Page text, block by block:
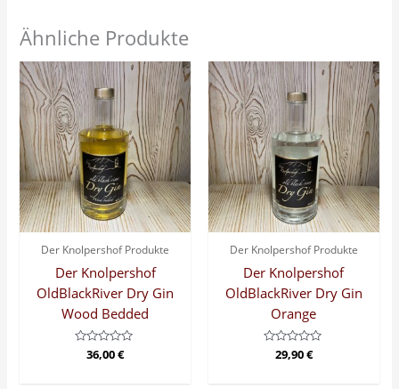
Ähnliche Produkte
Der Knolpershof Produkte
Der Knolpershof
OldBlackRiver Dry Gin
Wood Bedded
Bewertet
mit
36,00€
Der Knolpershof Produkte
Der Knolpershof
OldBlackRiver Dry Gin
Orange
Bewertet
mit
29,90€